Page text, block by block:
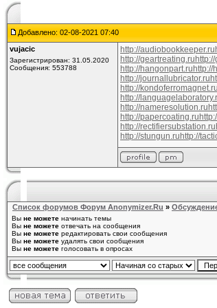
Добавлено: 02-08-2021 07:40
vujacic
Зарегистрирован: 31.05.2020
Сообщения: 553788
http://audiobookkeeper.ru
http://geartreating.ru
http://hangonpart.ru http://
http://journallubricator.ru
http://kondoferromagnet.ru
http://
http://nameresolution.ru
http://papercoating.ru
http://rectifiersubstation.ru
http://stungun.ru http://
Список форумов Форум Anonymizer.Ru »
Вы не можете начинать темы
Вы не можете отвечать на сообщения
Вы не можете редактировать свои сообщения
Вы не можете удалять свои сообщения
Вы не можете голосовать в опросах